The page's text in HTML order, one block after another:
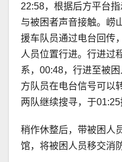
22:58，根据后方平台指
与被困者声音接触。崂
援车队员通过电台回传
人员位置行进。行进过
系，00:48，行进至被
方队员在电台信号可以
两队继续搜寻，于01:25
稍作休整后，带被困人
馆，将被困人员移交消